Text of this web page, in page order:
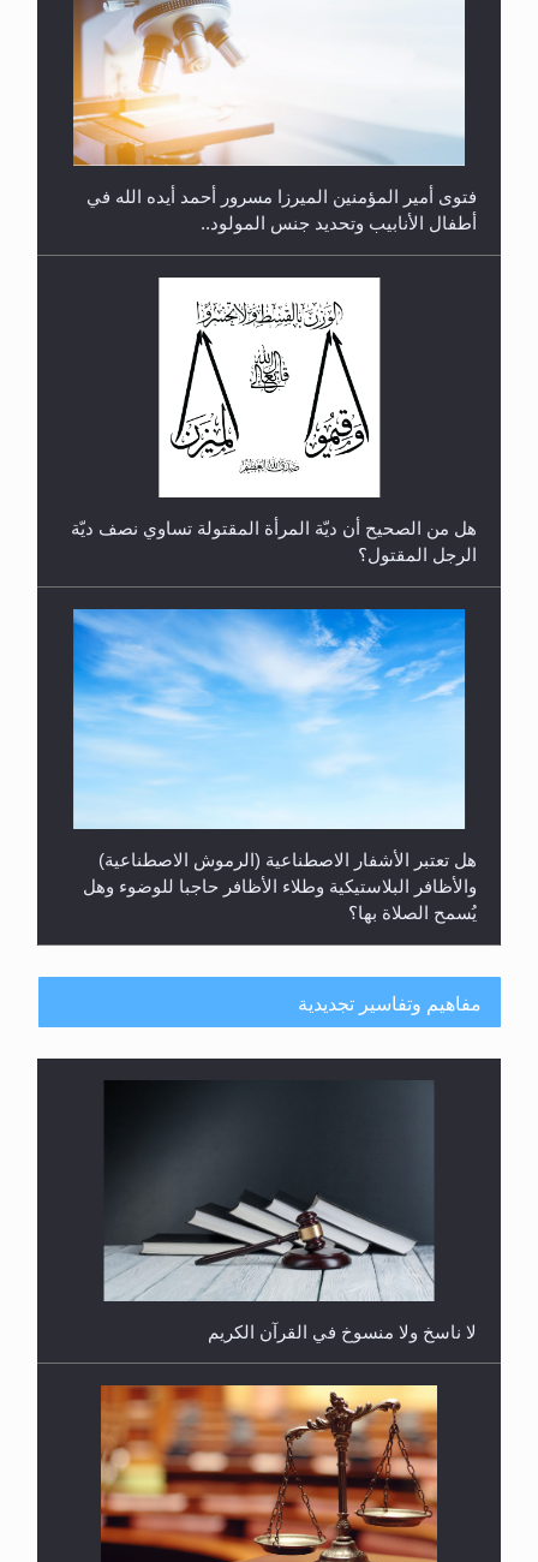
رأيٌ في لغة المسيح الموعود عليه السلام.. 4...
فتوى أمير المؤمنين الميرزا مسرور أحمد أيده الله في
أطفال الأنابيب وتحديد جنس المولود..
هل من الصحيح أن ديّة المرأة المقتولة تساوي نصف ديّة
الرجل المقتول؟
هل تعتبر الأشفار الاصطناعية (الرموش الاصطناعية)
والأظافر البلاستيكية وطلاء الأظافر حاجبا للوضوء وهل
يُسمح الصلاة بها؟
هل يُحسب حول الزكاة وفق السنة الميلادية أو الهجرية؟
هل يجوز فتح مشروع كوافير نسائي للمحجبات وغير
المحجبات؟
مفاهيم وتفاسير تجديدية
لا ناسخ ولا منسوخ في القرآن الكريم